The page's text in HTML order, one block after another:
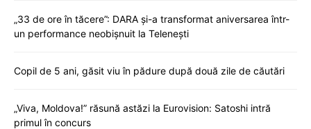
„33 de ore în tăcere”: DARA și-a transformat aniversarea într-
un performance neobișnuit la Telenești
Copil de 5 ani, găsit viu în pădure după două zile de căutări
„Viva, Moldova!” răsună astăzi la Eurovision: Satoshi intră
primul în concurs